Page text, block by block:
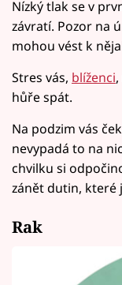
Nízký tlak se v
závratí. Pozor na
mohou vést k
Stres vás, blíženci
hůře spát.
Na podzim vás
nevypadá to na
chvilku si
zánět dutin, které
Rak